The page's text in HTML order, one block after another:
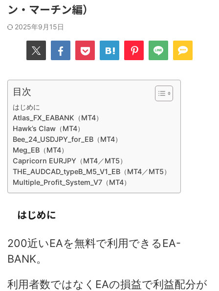
ン・マーチン編）
2025年9月15日
目次
はじめに
Atlas_FX_EABANK（MT4）
Hawk’s Claw（MT4）
Bee_24_USDJPY_for_EB（MT4）
Meg_EB（MT4）
Capricorn EURJPY（MT4／MT5）
THE_AUDCAD_typeB_M5_V1_EB（MT4／MT5）
Multiple_Profit_System_V7（MT4）
はじめに
200近いEAを無料で利用できるEA-
BANK。
利用者数ではなくEAの損益で利益配分が